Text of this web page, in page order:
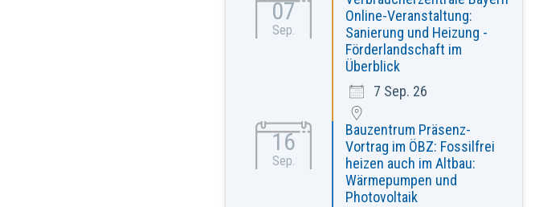
07
Sep.
Online-Veranstaltung:
Sanierung und Heizung -
Förderlandschaft im
Überblick
7 Sep. 26
16
Sep.
Bauzentrum Präsenz-
Vortrag im ÖBZ: Fossilfrei
heizen auch im Altbau:
Wärmepumpen und
Photovoltaik